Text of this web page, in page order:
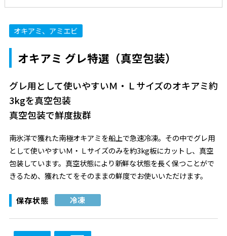
オキアミ、アミエビ
オキアミ グレ特選（真空包装）
グレ用として使いやすいＭ・Ｌサイズのオキアミ約
3kgを真空包装
真空包装で鮮度抜群
南氷洋で獲れた南極オキアミを船上で急速冷凍。その中でグレ用
として使いやすいＭ・Ｌサイズのみを約3kg板にカットし、真空
包装しています。真空状態により新鮮な状態を長く保つことがで
きるため、獲れたてをそのままの鮮度でお使いいただけます。
保存状態 冷凍